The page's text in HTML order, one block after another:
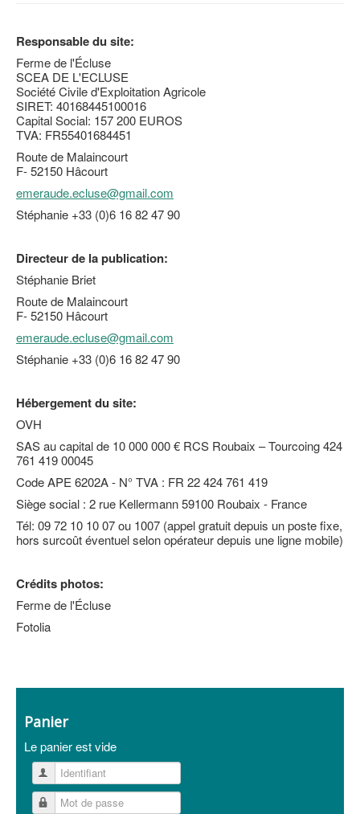
Responsable du site:
Ferme de l'Écluse
SCEA DE L'ECLUSE
Société Civile d'Exploitation Agricole
SIRET: 40168445100016
Capital Social: 157 200 EUROS
TVA: FR55401684451
Route de Malaincourt
F- 52150 Hâcourt
emeraude.ecluse@gmail.com
Stéphanie +33 (0)6 16 82 47 90
Directeur de la publication:
Stéphanie Briet
Route de Malaincourt
F- 52150 Hâcourt
emeraude.ecluse@gmail.com
Stéphanie +33 (0)6 16 82 47 90
Hébergement du site:
OVH
SAS au capital de 10 000 000 € RCS Roubaix – Tourcoing 424
761 419 00045
Code APE 6202A - N° TVA : FR 22 424 761 419
Siège social : 2 rue Kellermann 59100 Roubaix - France
Tél: 09 72 10 10 07 ou 1007 (appel gratuit depuis un poste fixe,
hors surcoût éventuel selon opérateur depuis une ligne mobile)
Crédits photos:
Ferme de l'Écluse
Fotolia
Panier
Le panier est vide
Identifiant
Mot de passe